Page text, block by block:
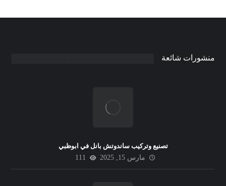
منشورات شائعة
تصنيع وتركيب ساندوتش بانل في ابوظبي
مارس 15, 2025
111